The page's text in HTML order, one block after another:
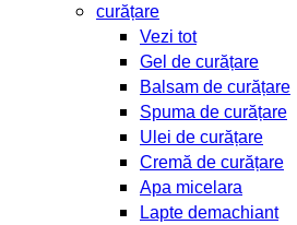
curățare
Vezi tot
Gel de curățare
Balsam de curățare
Spuma de curățare
Ulei de curățare
Cremă de curățare
Apa micelara
Lapte demachiant